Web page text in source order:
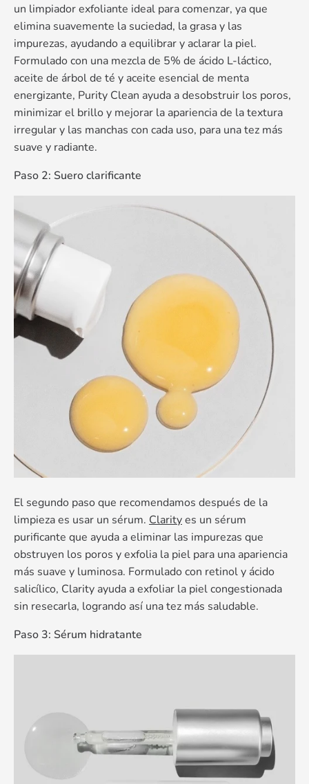
un limpiador exfoliante ideal para comenzar, ya que
elimina suavemente la suciedad, la grasa y las
impurezas, ayudando a equilibrar y aclarar la piel.
Formulado con una mezcla de 5% de ácido L-láctico,
aceite de árbol de té y aceite esencial de menta
energizante, Purity Clean ayuda a desobstruir los poros,
minimizar el brillo y mejorar la apariencia de la textura
irregular y las manchas con cada uso, para una tez más
suave y radiante.
Paso 2: Suero clarificante
El segundo paso que recomendamos después de la
limpieza es usar un sérum. Clarityes un sérum
purificante que ayuda a eliminar las impurezas que
obstruyen los poros y exfolia la piel para una apariencia
más suave y luminosa. Formulado con retinol y ácido
salicílico, Clarity ayuda a exfoliar la piel congestionada
sin resecarla, logrando así una tez más saludable.
Paso 3: Sérum hidratante